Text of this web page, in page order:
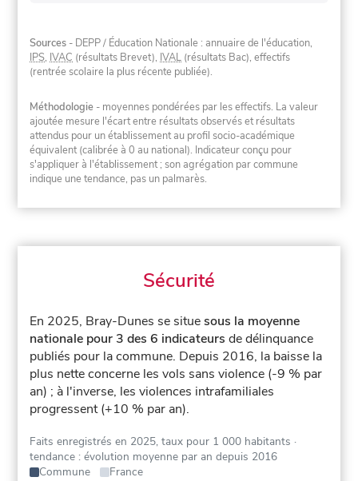
Sources - DEPP / Éducation Nationale : annuaire de l'éducation,
IPS, IVAC (résultats Brevet), IVAL (résultats Bac), effectifs
(rentrée scolaire la plus récente publiée).
Méthodologie - moyennes pondérées par les effectifs. La valeur
ajoutée mesure l'écart entre résultats observés et résultats
attendus pour un établissement au profil socio-académique
équivalent (calibrée à 0 au national). Indicateur conçu pour
s'appliquer à l'établissement ; son agrégation par commune
indique une tendance, pas un palmarès.
Sécurité
En 2025, Bray-Dunes se situesous la moyenne
nationale pour 3 des 6 indicateurs de délinquance
publiés pour la commune. Depuis 2016, la baisse la
plus nette concerne les vols sans violence (-9 % par
an) ; à l'inverse, les violences intrafamiliales
progressent (+10 % par an).
Faits enregistrés en 2025, taux pour 1 000 habitants ·
tendance : évolution moyenne par an depuis 2016
Commune
France